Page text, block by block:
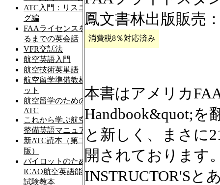
鳳文書林出版販売
消費税8％対応済み
本書はアメリカ
Handbook&quot;を
と新しく、まさに
開されております
INSTRUCTOR'Sと